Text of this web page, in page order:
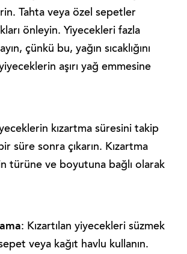
Tahta veya özel sepetler
önleyin. Yiyecekleri fazla
çünkü bu, yağın sıcaklığını
aşırı yağ emmesine
kızartma süresini takip
süre sonra çıkarın. Kızartma
türüne ve boyutuna bağlı olarak
: Kızartılan yiyecekleri süzmek
veya kağıt havlu kullanın.